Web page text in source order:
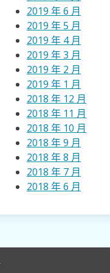
2019 年 6 月
2019 年 5 月
2019 年 4 月
2019 年 3 月
2019 年 2 月
2019 年 1 月
2018 年 12 月
2018 年 11 月
2018 年 10 月
2018 年 9 月
2018 年 8 月
2018 年 7 月
2018 年 6 月